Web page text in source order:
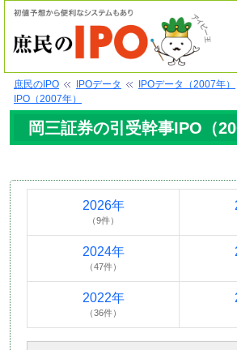
庶民のIPO IPOデータ IPOデータ（2007年）
IPO（2007年）
岡三証券の引受幹事IPO（
2026年
（9件）
2024年
（47件）
2022年
（36件）